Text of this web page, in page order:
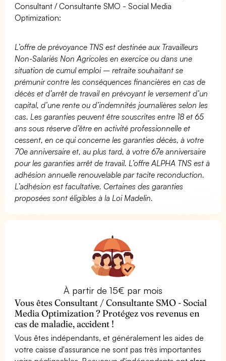
Consultant / Consultante SMO - Social Media
Optimization:
L’offre de prévoyance TNS est destinée aux Travailleurs
Non-Salariés Non Agricoles en exercice ou dans une
situation de cumul emploi – retraite souhaitant se
prémunir contre les conséquences financières en cas de
décès et d’arrêt de travail en prévoyant le versement d’un
capital, d’une rente ou d’indemnités journalières selon les
cas. Les garanties peuvent être souscrites entre 18 et 65
ans sous réserve d’être en activité professionnelle et
cessent, en ce qui concerne les garanties décès, à votre
70e anniversaire et, au plus tard, à votre 67e anniversaire
pour les garanties arrêt de travail. L’offre ALPHA TNS est à
adhésion annuelle renouvelable par tacite reconduction.
L’adhésion est facultative. Certaines des garanties
proposées sont éligibles à la Loi Madelin.
À partir de 15€ par mois
Vous êtes Consultant / Consultante SMO - Social
Media Optimization ? Protégez vos revenus en
cas de maladie, accident !
Vous êtes indépendants, et généralement les aides de
votre caisse d'assurance ne sont pas très importantes